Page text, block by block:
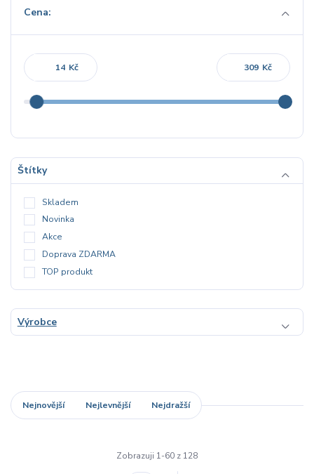
Cena:
Kč Kč
Štítky
Skladem
Novinka
Akce
Doprava ZDARMA
TOP produkt
Výrobce
Nejnovější Nejlevnější Nejdražší
Zobrazuji 1-60 z 128